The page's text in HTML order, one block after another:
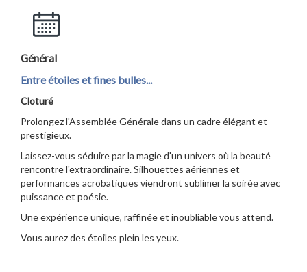
Général
Entre étoiles et fines bulles...
Cloturé
Prolongez l'Assemblée Générale dans un cadre élégant et
prestigieux.
Laissez-vous séduire par la magie d'un univers où la beauté
rencontre l'extraordinaire. Silhouettes aériennes et
performances acrobatiques viendront sublimer la soirée avec
puissance et poésie.
Une expérience unique, raffinée et inoubliable vous attend.
Vous aurez des étoiles plein les yeux.